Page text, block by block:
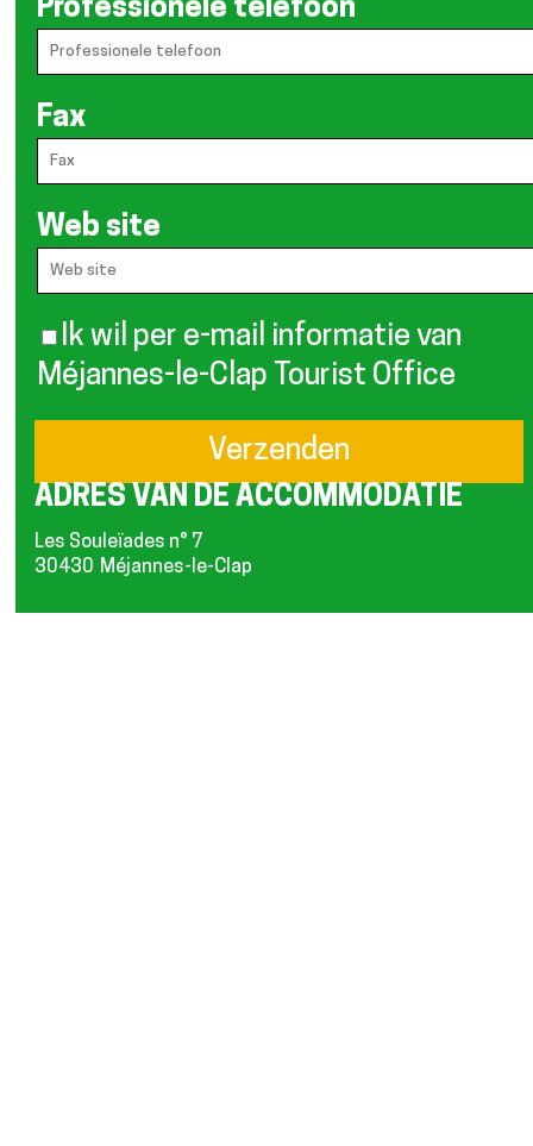
Professionele telefoon
Fax
Web site
Ik wil per e-mail informatie van
Méjannes-le-Clap Tourist Office
ADRES VAN DE ACCOMMODATIE
Les Souleïades n° 7
30430 Méjannes-le-Clap